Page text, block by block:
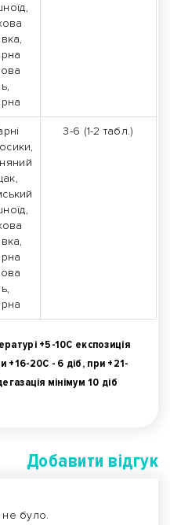
3-6 (1-2 табл.)
+5-10С експозиція
+16-20С - 6 діб, при +21-
мінімум 10 діб
Добавити вiдгук
не було.